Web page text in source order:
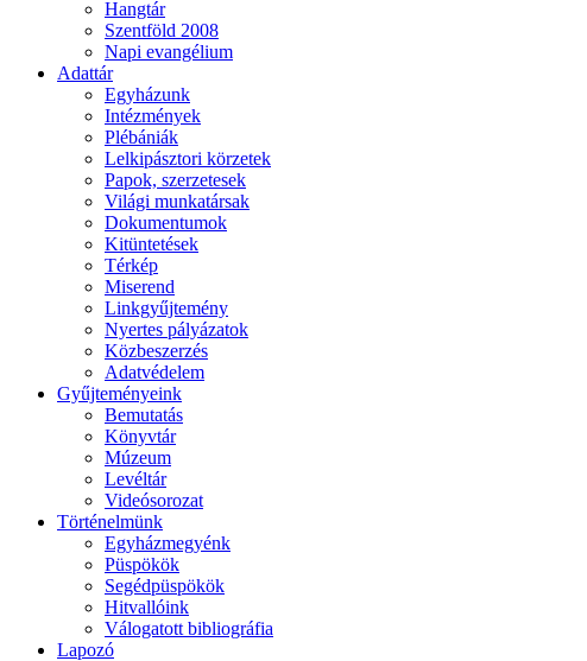
Hangtár
Szentföld 2008
Napi evangélium
Adattár
Egyházunk
Intézmények
Plébániák
Lelkipásztori körzetek
Papok, szerzetesek
Világi munkatársak
Dokumentumok
Kitüntetések
Térkép
Miserend
Linkgyűjtemény
Nyertes pályázatok
Közbeszerzés
Adatvédelem
Gyűjteményeink
Bemutatás
Könyvtár
Múzeum
Levéltár
Videósorozat
Történelmünk
Egyházmegyénk
Püspökök
Segédpüspökök
Hitvallóink
Válogatott bibliográfia
Lapozó